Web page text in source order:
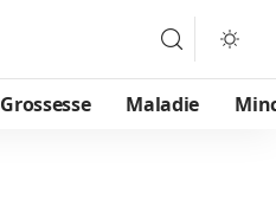
Grossesse Maladie